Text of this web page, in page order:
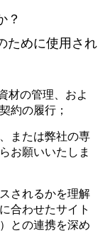
？
ために使用され
材の管理、およ
約の履行；
または弊社の専
お願いいたしま
されるかを理解
合わせたサイト
との連携を深め